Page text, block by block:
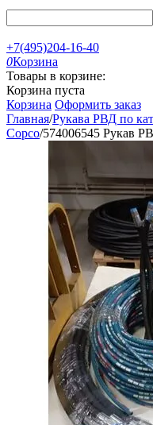
+7(495)204-16-40
0Корзина
Товары в корзине:
Корзина пуста
Корзина Оформить заказ
Главная/Рукава РВД по
Copco/574006545 Рукав